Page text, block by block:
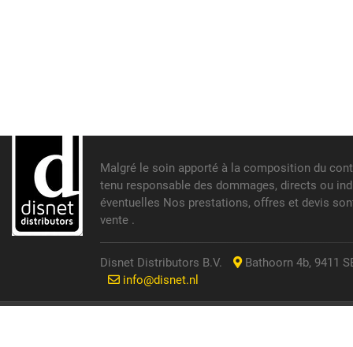
Malgré le soin apporté à la composition du
tenu responsable des dommages, directs ou
éventuelles Nos prestations, offres et devis
vente .
Disnet Distributors B.V.
Bathoorn 4b, 9411
info@disnet.nl